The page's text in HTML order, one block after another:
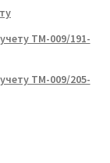
ТМ-009/191-
ТМ-009/205-